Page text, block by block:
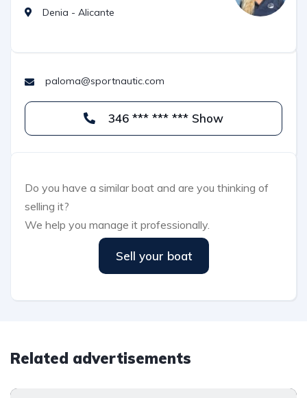
Denia - Alicante
paloma@sportnautic.com
346 *** *** *** Show
Do you have a similar boat and are you thinking of
selling it?
We help you manage it professionally.
Sell your boat
Related advertisements